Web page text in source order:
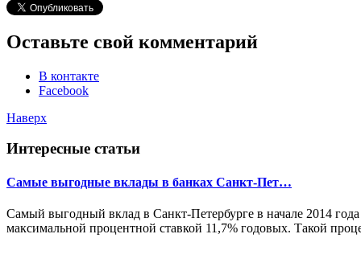
Оставьте свой комментарий
В контакте
Facebook
Наверх
Интересные статьи
Самые выгодные вклады в банках Санкт-Пет…
Самый выгодный вклад в Санкт-Петербурге в начале 2014
максимальной процентной ставкой 11,7% годовых. Такой